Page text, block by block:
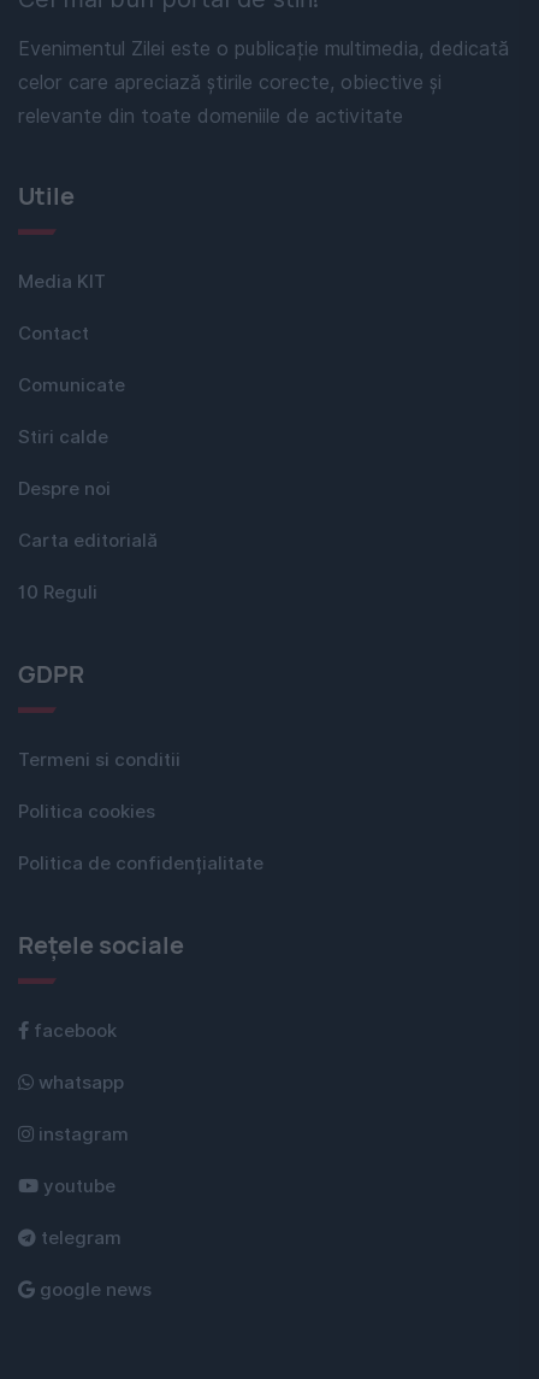
Evenimentul Zilei este o publicație multimedia, dedicată
celor care apreciază știrile corecte, obiective și
relevante din toate domeniile de activitate
Utile
Media KIT
Contact
Comunicate
Stiri calde
Despre noi
Carta editorială
10 Reguli
GDPR
Termeni si conditii
Politica cookies
Politica de confidențialitate
Rețele sociale
facebook
whatsapp
instagram
youtube
telegram
google news